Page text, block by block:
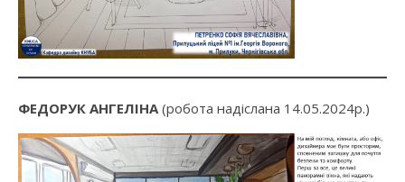
ФЕДОРУК АНГЕЛІНА (робота надіслана 14.05.2024р.)